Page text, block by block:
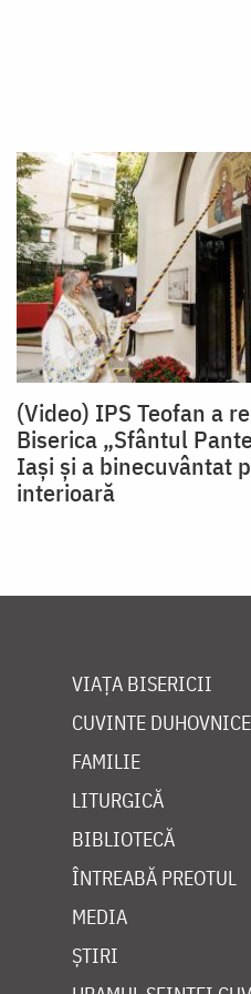
(Video) IPS Teofan a
Biserica „Sfântul
Iași și a binecuvântat
interioară
VIAȚA BISERICII
CUVINTE
FAMILIE
LITURGICĂ
BIBLIOTECĂ
ÎNTREABĂ PREOTUL
MEDIA
ȘTIRI